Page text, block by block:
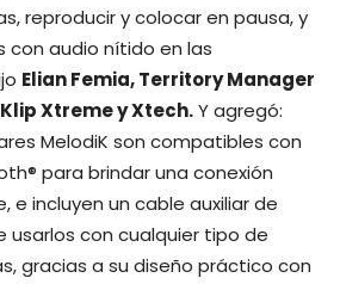
reproducir y colocar en pausa, y
audio nítido en las
Elian Femia, Territory Manager
Xtreme y Xtech.Y agregó:
MelodiK son compatibles con
para brindar una conexión
e incluyen un cable auxiliar de
usarlos con cualquier tipo de
gracias a su diseño práctico con